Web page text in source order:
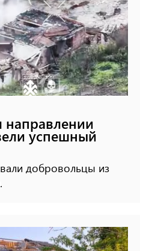
направлении
успешный
добровольцы из